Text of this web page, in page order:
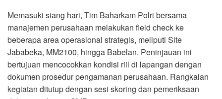
Memasuki siang hari, Tim Baharkam Polri bersama
manajemen perusahaan melakukan field check ke
beberapa area operasional strategis, meliputi Site
Jababeka, MM2100, hingga Babelan. Peninjauan ini
bertujuan mencocokkan kondisi riil di lapangan dengan
dokumen prosedur pengamanan perusahaan. Rangkaian
kegiatan ditutup dengan sesi skoring dan pemeriksaan